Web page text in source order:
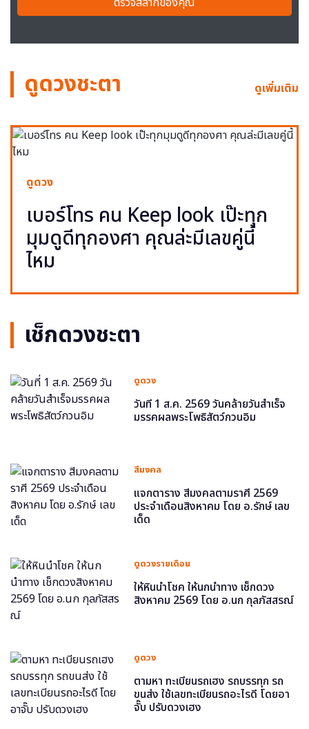
ดูดวงชะตา ดูเพิ่มเติม
ดูดวง
เบอร์โทร คน Keep look เป๊ะทุก
มุมดูดีทุกองศา คุณล่ะมีเลขคู่นี้
ไหม
เช็กดวงชะตา
ดูดวง
วันที่ 1 ส.ค. 2569 วันคล้ายวันสำเร็จ
มรรคผลพระโพธิสัตว์กวนอิม
สีมงคล
แจกตาราง สีมงคลตามราศี 2569
ประจำเดือนสิงหาคม โดย อ.รักษ์ เลข
เด็ด
ดูดวงรายเดือน
ให้หินนำโชค ให้นกนำทาง เช็กดวง
สิงหาคม 2569 โดย อ.นก กุลภัสสรณ์
ดูดวง
ตามหา ทะเบียนรถเฮง รถบรรทุก รถ
ขนส่ง ใช้เลขทะเบียนรถอะไรดี โดยอา
จั๊บ ปรับดวงเฮง